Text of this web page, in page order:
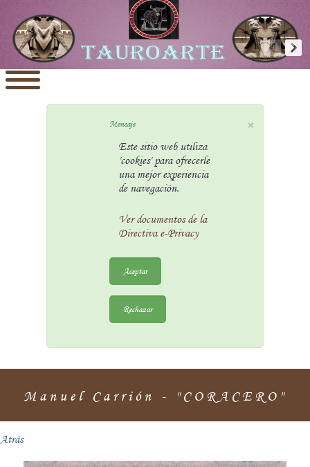
×
Mensaje
Este sitio web utiliza
'cookies' para ofrecerle
una mejor experiencia
de navegación.
Ver documentos de la
Directiva e-Privacy
Aceptar
Rechazar
Manuel Carrión - "CORACERO"
Atrás